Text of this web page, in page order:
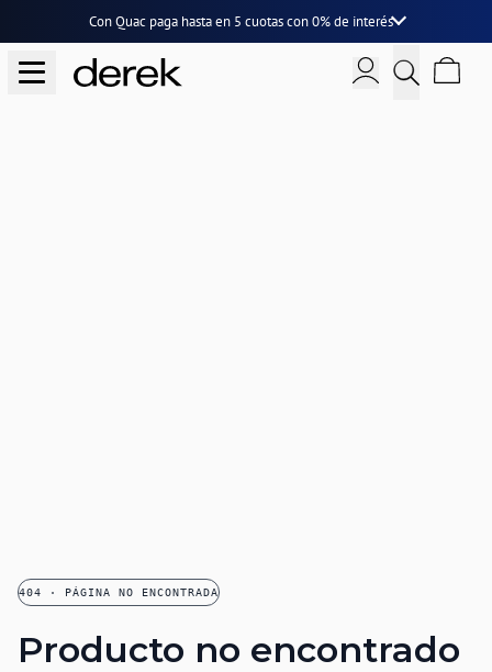
Con Quac paga hasta en 5 cuotascon0% de interés
404 · PÁGINA NO ENCONTRADA
Producto no encontrado